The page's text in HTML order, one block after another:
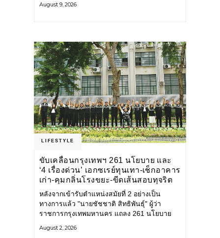
การให้บริการ รวมถึงกิจกรรมต่าง ๆ
August 9, 2026
LIFESTYLE
ขับเคลื่อนกรุงเทพฯ 261 นโยบาย และ
‘4 เรื่องด่วน’ เอกซเรย์ทุนเทา-เช็กอาคาร
เก่า-คุมกลิ่นโรงขยะ-ขีดเส้นสอบทุจริต
หลังจากเข้ารับตำแหน่งสมัยที่ 2 อย่างเป็น
ทางการแล้ว "นายชัชชาติ สิทธิพันธุ์" ผู้ว่า
ราชการกรุงเทพมหานคร แถลง 261 นโยบาย
ยุทธศาสตร์ จัดทำตัวชี้วัด
August 2, 2026